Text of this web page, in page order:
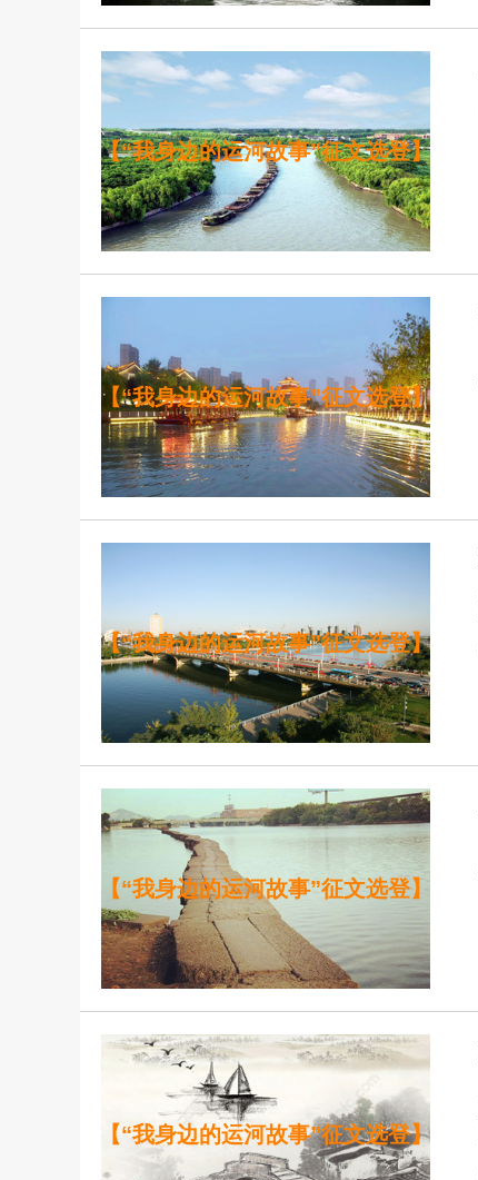
【“我身边的运河故事”征文选登】
【“我身边的运河故事”征文选登】
【“我身边的运河故事”征文选登】
【“我身边的运河故事”征文选登】
【“我身边的运河故事”征文选登】